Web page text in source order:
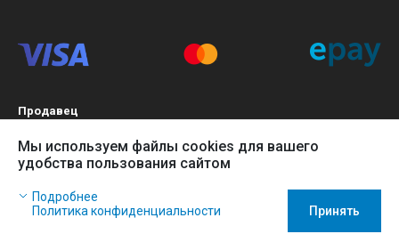
Продавец
БИН 120140015907
Более подробно см. раздел Оферта
Мы используем файлы cookies для вашего
удобства пользования сайтом
Наш сайт использует файлы cookies, чтобы Вы могли
заказать товар в интернет-магазине и позволяет нам
Подробнее
Политика конфиденциальности
Принять